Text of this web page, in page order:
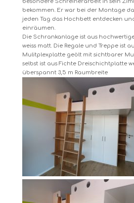
bekommen. Er war bei der Montage
jeden Tag das Hochbett entdecken
einräumen.
Die Schrankanlage ist aus
weiss matt. Die Regale und Treppe ist
Mulitplexplatte geölt mit sichtbarer
selbst ist aus Fichte Dreischichtplatte
überspannt 3,5 m Raumbreite